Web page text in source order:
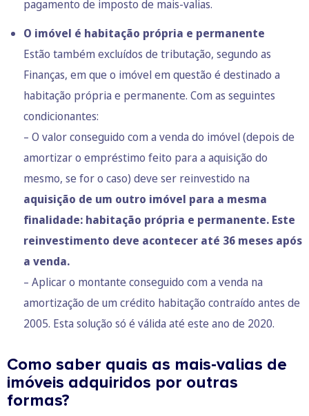
pagamento de imposto de mais-valias.
O imóvel é habitação própria e permanente
Estão também excluídos de tributação, segundo as
Finanças, em que o imóvel em questão é destinado a
habitação própria e permanente. Com as seguintes
condicionantes:
– O valor conseguido com a venda do imóvel (depois de
amortizar o empréstimo feito para a aquisição do
mesmo, se for o caso) deve ser reinvestido na
aquisição de um outro imóvel para a mesma
finalidade: habitação própria e permanente. Este
reinvestimento deve acontecer até 36 meses após
a venda.
– Aplicar o montante conseguido com a venda na
amortização de um crédito habitação contraído antes de
2005. Esta solução só é válida até este ano de 2020.
Como saber quais as mais-valias de
imóveis adquiridos por outras
formas?